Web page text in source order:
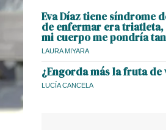
Eva Díaz tiene síndrome
de enfermar era
mi cuerpo me pondría
LAURA MIYARA
¿Engorda más la fruta de
LUCÍA CANCELA